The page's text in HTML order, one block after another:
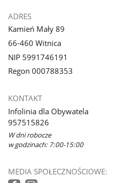
ADRES
Kamień Mały 89
66-460 Witnica
NIP 5991746191
Regon 000788353
KONTAKT
Infolinia dla Obywatela
957515826
W dni robocze
w godzinach: 7:00-15:00
MEDIA SPOŁECZNOŚCIOWE: